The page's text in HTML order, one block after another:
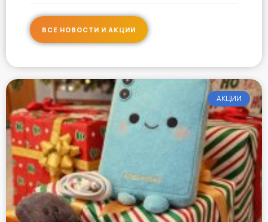
ВСЕ НОВОСТИ И АКЦИИ
АКЦИИ